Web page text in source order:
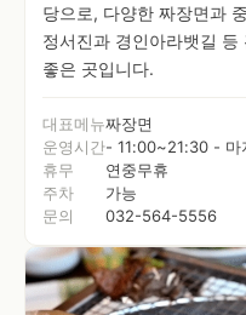
당으로, 다양한 짜장면과
정서진과 경인아라뱃길
좋은 곳입니다.
대표메뉴짜장면
운영시간- 11:00~21:30 - 마
휴무
연중무휴
주차
가능
문의
032-564-5556